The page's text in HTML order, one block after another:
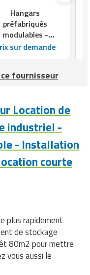
rapide
industrielle et
de marchandises,
d’entrepôt, Zone
Industriels,
Hangars
préfabriqués
modulables -
: de 5 à 20 m
: jusqu'à
extensible par
sur demande
fournisseur
Location de
industriel -
- Installation
courte
plus rapidement
de stockage
80m2 pour mettre
vous aussi le